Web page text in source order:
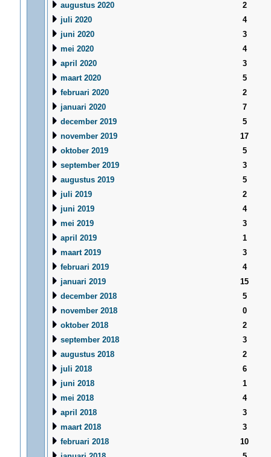
augustus 2020
2
juli 2020
4
juni 2020
3
mei 2020
4
april 2020
3
maart 2020
5
februari 2020
2
januari 2020
7
december 2019
5
november 2019
17
oktober 2019
5
september 2019
3
augustus 2019
5
juli 2019
2
juni 2019
4
mei 2019
3
april 2019
1
maart 2019
3
februari 2019
4
januari 2019
15
december 2018
5
november 2018
0
oktober 2018
2
september 2018
3
augustus 2018
2
juli 2018
6
juni 2018
1
mei 2018
4
april 2018
3
maart 2018
3
februari 2018
10